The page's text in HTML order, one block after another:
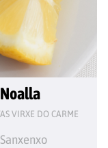
Noalla
VIRXE DO CARME
Sanxenxo